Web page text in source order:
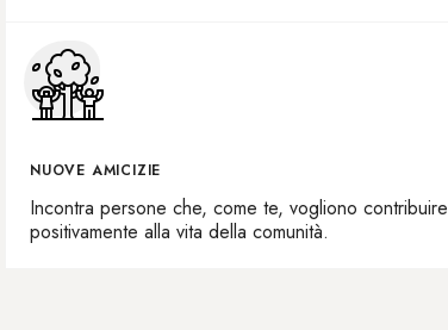
NUOVE AMICIZIE
Incontra persone che, come te, vogliono contribuire
positivamente alla vita della comunità.